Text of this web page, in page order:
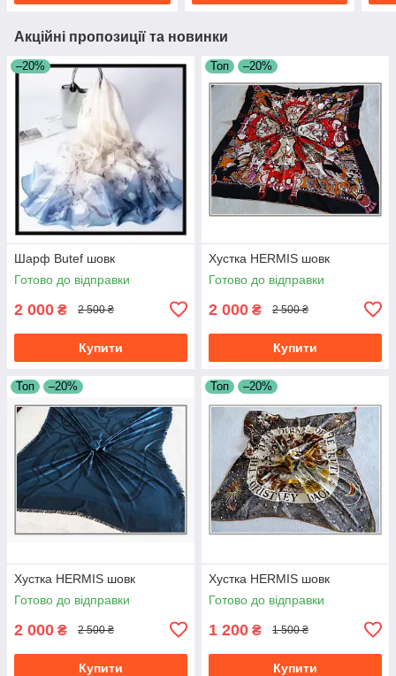
Акційні пропозиції та новинки
–20%
Шарф Butef шовк
Готово до відправки
2 000 ₴ 2 500 ₴
Купити
Топ –20%
Хустка HERMIS шовк
Готово до відправки
2 000 ₴ 2 500 ₴
Купити
Топ –20%
Хустка HERMIS шовк
Готово до відправки
2 000 ₴ 2 500 ₴
Купити
Топ –20%
Хустка HERMIS шовк
Готово до відправки
1 200 ₴ 1 500 ₴
Купити